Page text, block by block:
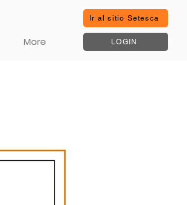
More
Ir al sitio Setesca
LOGIN